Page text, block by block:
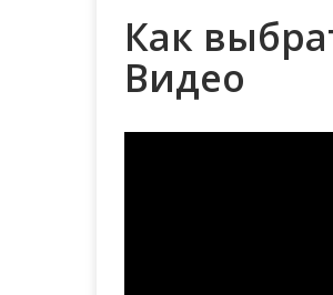
Как
Видео